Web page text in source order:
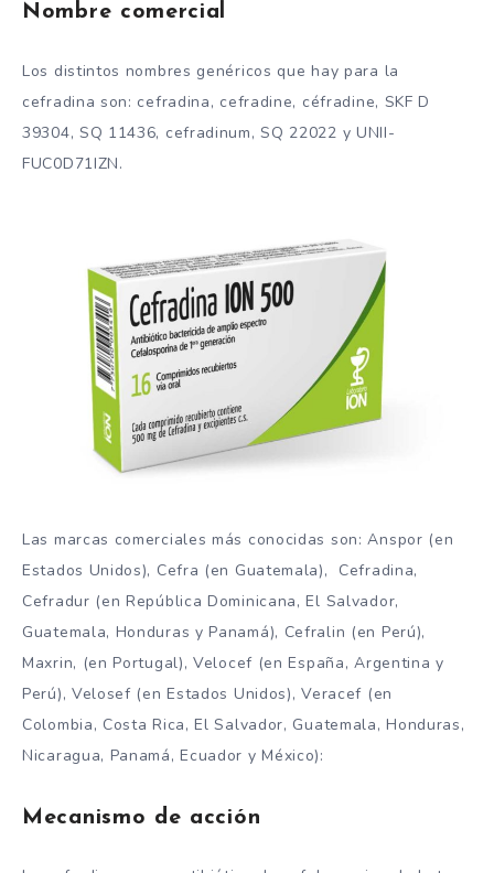
Nombre comercial
Los distintos nombres genéricos que hay para la
cefradina son: cefradina, cefradine, céfradine, SKF D
39304, SQ 11436, cefradinum, SQ 22022 y UNII-
FUC0D71IZN.
Las marcas comerciales más conocidas son: Anspor (en
Estados Unidos), Cefra (en Guatemala), Cefradina,
Cefradur (en República Dominicana, El Salvador,
Guatemala, Honduras y Panamá), Cefralin (en Perú),
Maxrin, (en Portugal), Velocef (en España, Argentina y
Perú), Velosef (en Estados Unidos), Veracef (en
Colombia, Costa Rica, El Salvador, Guatemala, Honduras,
Nicaragua, Panamá, Ecuador y México):
Mecanismo de acción